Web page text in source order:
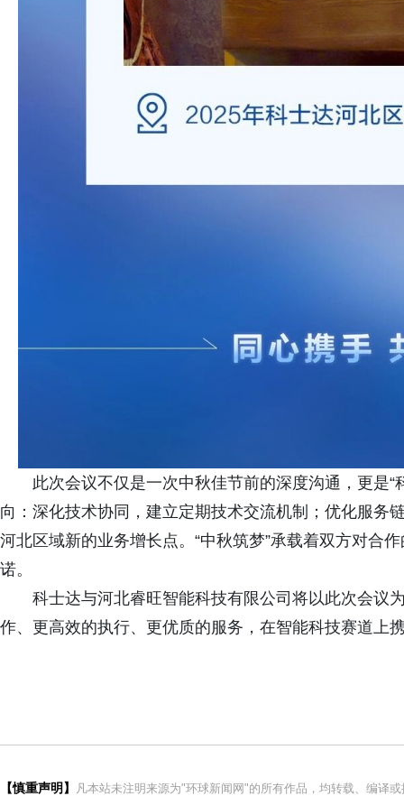
此次会议不仅是一次中秋佳节前的深度沟通，更是
向：深化技术协同，建立定期技术交流机制；优化服务
河北区域新的业务增长点。“中秋筑梦”承载着双方对合
诺。
科士达与河北睿旺智能科技有限公司将以此次会议
作、更高效的执行、更优质的服务，在智能科技赛道上
【慎重声明】
凡本站未注明来源为"环球新闻网"的所有作品，均转载、编译